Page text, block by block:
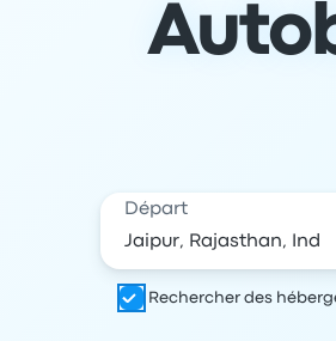
Départ
Rechercher des